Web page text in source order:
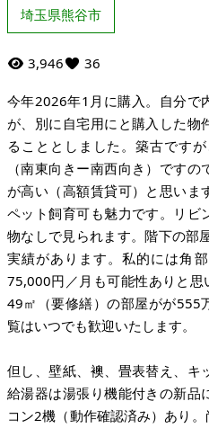
埼玉県熊谷市
3,946 36
今年2026年1月に購入。自分で
が、別に自宅用にと購入した物
ることとしました。築古です
（南東向きー南西向き）です
が高い（高額賃貸可）と思いま
ペット飼育可も魅力です。リビ
物なしで見られます。階下の部
実績があります。私的には角
75,000円／月も可能性ありと思
49㎡（要修繕）の部屋がが555
覧はいつでも歓迎いたします。
但し、壁紙、襖、畳表替え、キ
給湯器は湯張り機能付きの新品
コン2機（動作確認済み）あり